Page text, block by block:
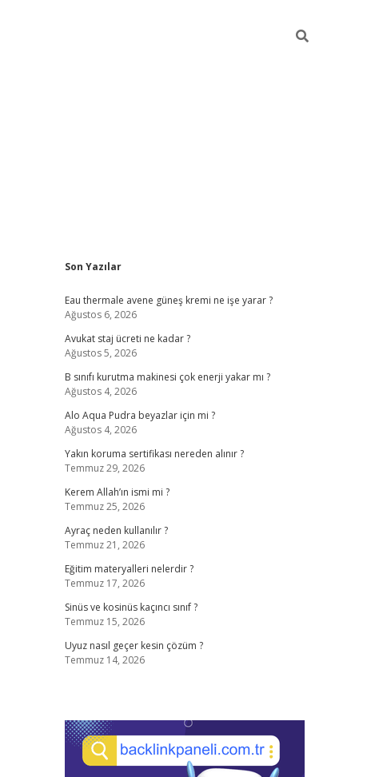
Sidebar
Son Yazılar
Eau thermale avene güneş kremi ne işe yarar ?
Ağustos 6, 2026
Avukat staj ücreti ne kadar ?
Ağustos 5, 2026
B sınıfı kurutma makinesi çok enerji yakar mı ?
Ağustos 4, 2026
Alo Aqua Pudra beyazlar için mi ?
Ağustos 4, 2026
Yakın koruma sertifikası nereden alınır ?
Temmuz 29, 2026
Kerem Allah’ın ismi mi ?
Temmuz 25, 2026
Ayraç neden kullanılır ?
Temmuz 21, 2026
Eğitim materyalleri nelerdir ?
Temmuz 17, 2026
Sinüs ve kosinüs kaçıncı sınıf ?
Temmuz 15, 2026
Uyuz nasıl geçer kesin çözüm ?
Temmuz 14, 2026